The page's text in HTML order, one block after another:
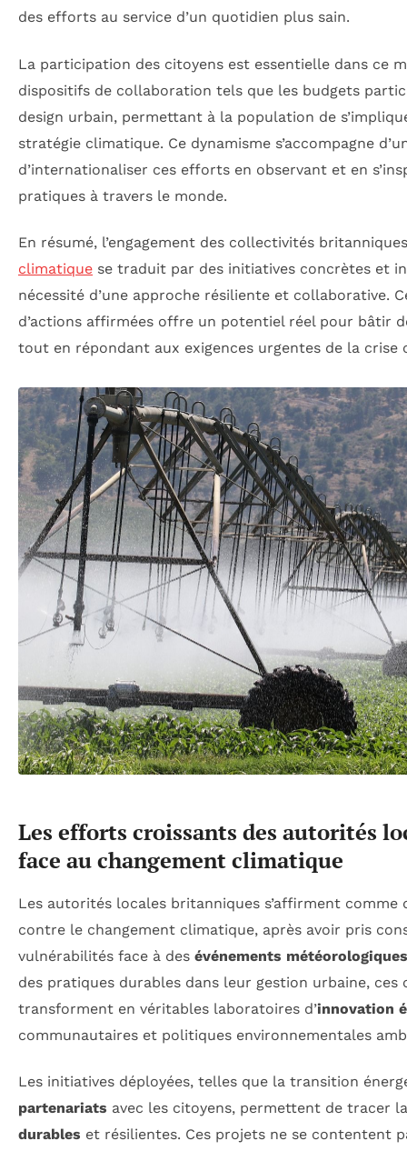
des efforts au service d’un quotidien plus sain.
La participation des citoyens est essentielle dans ce
dispositifs de collaboration tels que les budgets
design urbain, permettant à la population de
stratégie climatique. Ce dynamisme s’accompagne
d’internationaliser ces efforts en observant et en
pratiques à travers le monde.
En résumé, l’engagement des collectivités
climatique se traduit par des initiatives concrètes et
nécessité d’une approche résiliente et collaborative.
d’actions affirmées offre un potentiel réel pour bâtir
tout en répondant aux exigences urgentes de la crise
Les efforts croissants des autorités
face au changement climatique
Les autorités locales britanniques s’affirment comme
contre le changement climatique, après avoir pris
vulnérabilités face à des événements
des pratiques durables dans leur gestion urbaine, ces
transforment en véritables laboratoires d’innovation
communautaires et politiques environnementales
Les initiatives déployées, telles que la transition
partenariats avec les citoyens, permettent de tracer
durables et résilientes. Ces projets ne se contentent